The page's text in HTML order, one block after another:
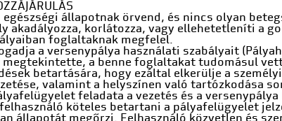
állapotnak örvend, és nincs olyan
akadályozza, korlátozza, vagy ellehetetleníti a
foglaltaknak megfelel.
a versenypálya használati szabályait
a benne foglaltakat tudomásul
betartására, hogy ezáltal elkerülje a
valamint a helyszínen való tartózkodása
feladata a vezetés és a
köteles betartani a pályafelügyelet